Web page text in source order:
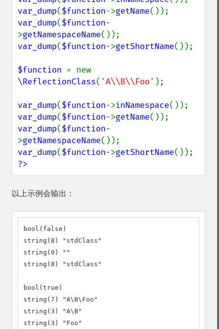
var_dump($function->getName
var_dump($function-
>getNamespaceName
var_dump($function->getShortName());
$function
\ReflectionClass( 'A\\B\\Foo' );
var_dump($function->inNamespace
var_dump($function->getName
var_dump($function-
>getNamespaceName
var_dump($function->getShortName
?>
以上示例会输出：
bool(false)
string(8) "stdClass"
string(0) ""
string(8) "stdClass"
bool(true)
string(7) "A\B\Foo"
string(3) "A\B"
string(3) "Foo"